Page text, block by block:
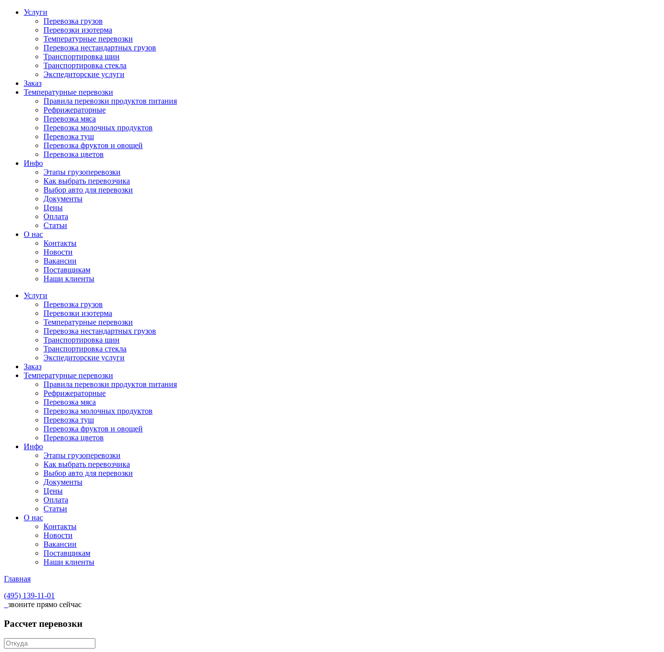
Услуги
Перевозка грузов
Перевозки изотерма
Температурные перевозки
Перевозка нестандартных грузов
Транспортировка шин
Транспортировка стекла
Экспедиторские услуги
Заказ
Температурные перевозки
Правила перевозки продуктов питания
Рефрижераторные
Перевозка мяса
Перевозка молочных продуктов
Перевозка туш
Перевозка фруктов и овощей
Перевозка цветов
Инфо
Этапы грузоперевозки
Как выбрать перевозчика
Выбор авто для перевозки
Документы
Цены
Оплата
Статьи
О нас
Контакты
Новости
Вакансии
Поставщикам
Наши клиенты
Услуги
Перевозка грузов
Перевозки изотерма
Температурные перевозки
Перевозка нестандартных грузов
Транспортировка шин
Транспортировка стекла
Экспедиторские услуги
Заказ
Температурные перевозки
Правила перевозки продуктов питания
Рефрижераторные
Перевозка мяса
Перевозка молочных продуктов
Перевозка туш
Перевозка фруктов и овощей
Перевозка цветов
Инфо
Этапы грузоперевозки
Как выбрать перевозчика
Выбор авто для перевозки
Документы
Цены
Оплата
Статьи
О нас
Контакты
Новости
Вакансии
Поставщикам
Наши клиенты
Главная
(495) 139-11-01
звоните прямо сейчас
Рассчет перевозки